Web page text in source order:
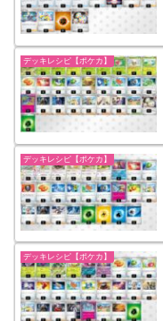
デッキレシピ【ポケカ】
デッキレシピ【ポケカ】
デッキレシピ【ポケカ】